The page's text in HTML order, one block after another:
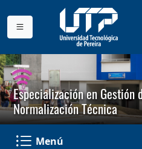
Especialización en Gestión
Normalización Técnica
Menú